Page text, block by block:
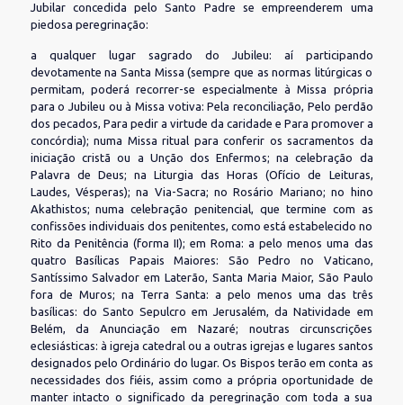
Jubilar concedida pelo Santo Padre se empreenderem uma
piedosa peregrinação:
a qualquer lugar sagrado do Jubileu: aí participando
devotamente na Santa Missa (sempre que as normas litúrgicas o
permitam, poderá recorrer-se especialmente à Missa própria
para o Jubileu ou à Missa votiva: Pela reconciliação, Pelo perdão
dos pecados, Para pedir a virtude da caridade e Para promover a
concórdia); numa Missa ritual para conferir os sacramentos da
iniciação cristã ou a Unção dos Enfermos; na celebração da
Palavra de Deus; na Liturgia das Horas (Ofício de Leituras,
Laudes, Vésperas); na Via-Sacra; no Rosário Mariano; no hino
Akathistos; numa celebração penitencial, que termine com as
confissões individuais dos penitentes, como está estabelecido no
Rito da Penitência (forma II); em Roma: a pelo menos uma das
quatro Basílicas Papais Maiores: São Pedro no Vaticano,
Santíssimo Salvador em Laterão, Santa Maria Maior, São Paulo
fora de Muros; na Terra Santa: a pelo menos uma das três
basílicas: do Santo Sepulcro em Jerusalém, da Natividade em
Belém, da Anunciação em Nazaré; noutras circunscrições
eclesiásticas: à igreja catedral ou a outras igrejas e lugares santos
designados pelo Ordinário do lugar. Os Bispos terão em conta as
necessidades dos fiéis, assim como a própria oportunidade de
manter intacto o significado da peregrinação com toda a sua